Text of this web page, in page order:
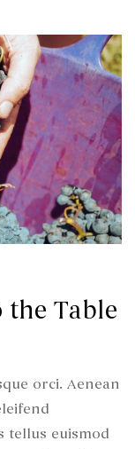
the Table
orci. Aenean
tellus euismod